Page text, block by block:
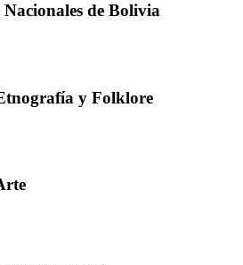
de Bolivia
y Folklore